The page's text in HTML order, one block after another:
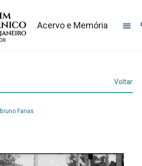
Acervo e Memória
Voltar
Bruno Farias